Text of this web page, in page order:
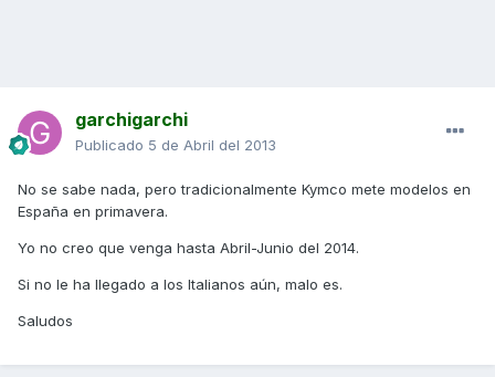
garchigarchi
Publicado 5 de Abril del 2013
No se sabe nada, pero tradicionalmente Kymco mete modelos en
España en primavera.
Yo no creo que venga hasta Abril-Junio del 2014.
Si no le ha llegado a los Italianos aún, malo es.
Saludos